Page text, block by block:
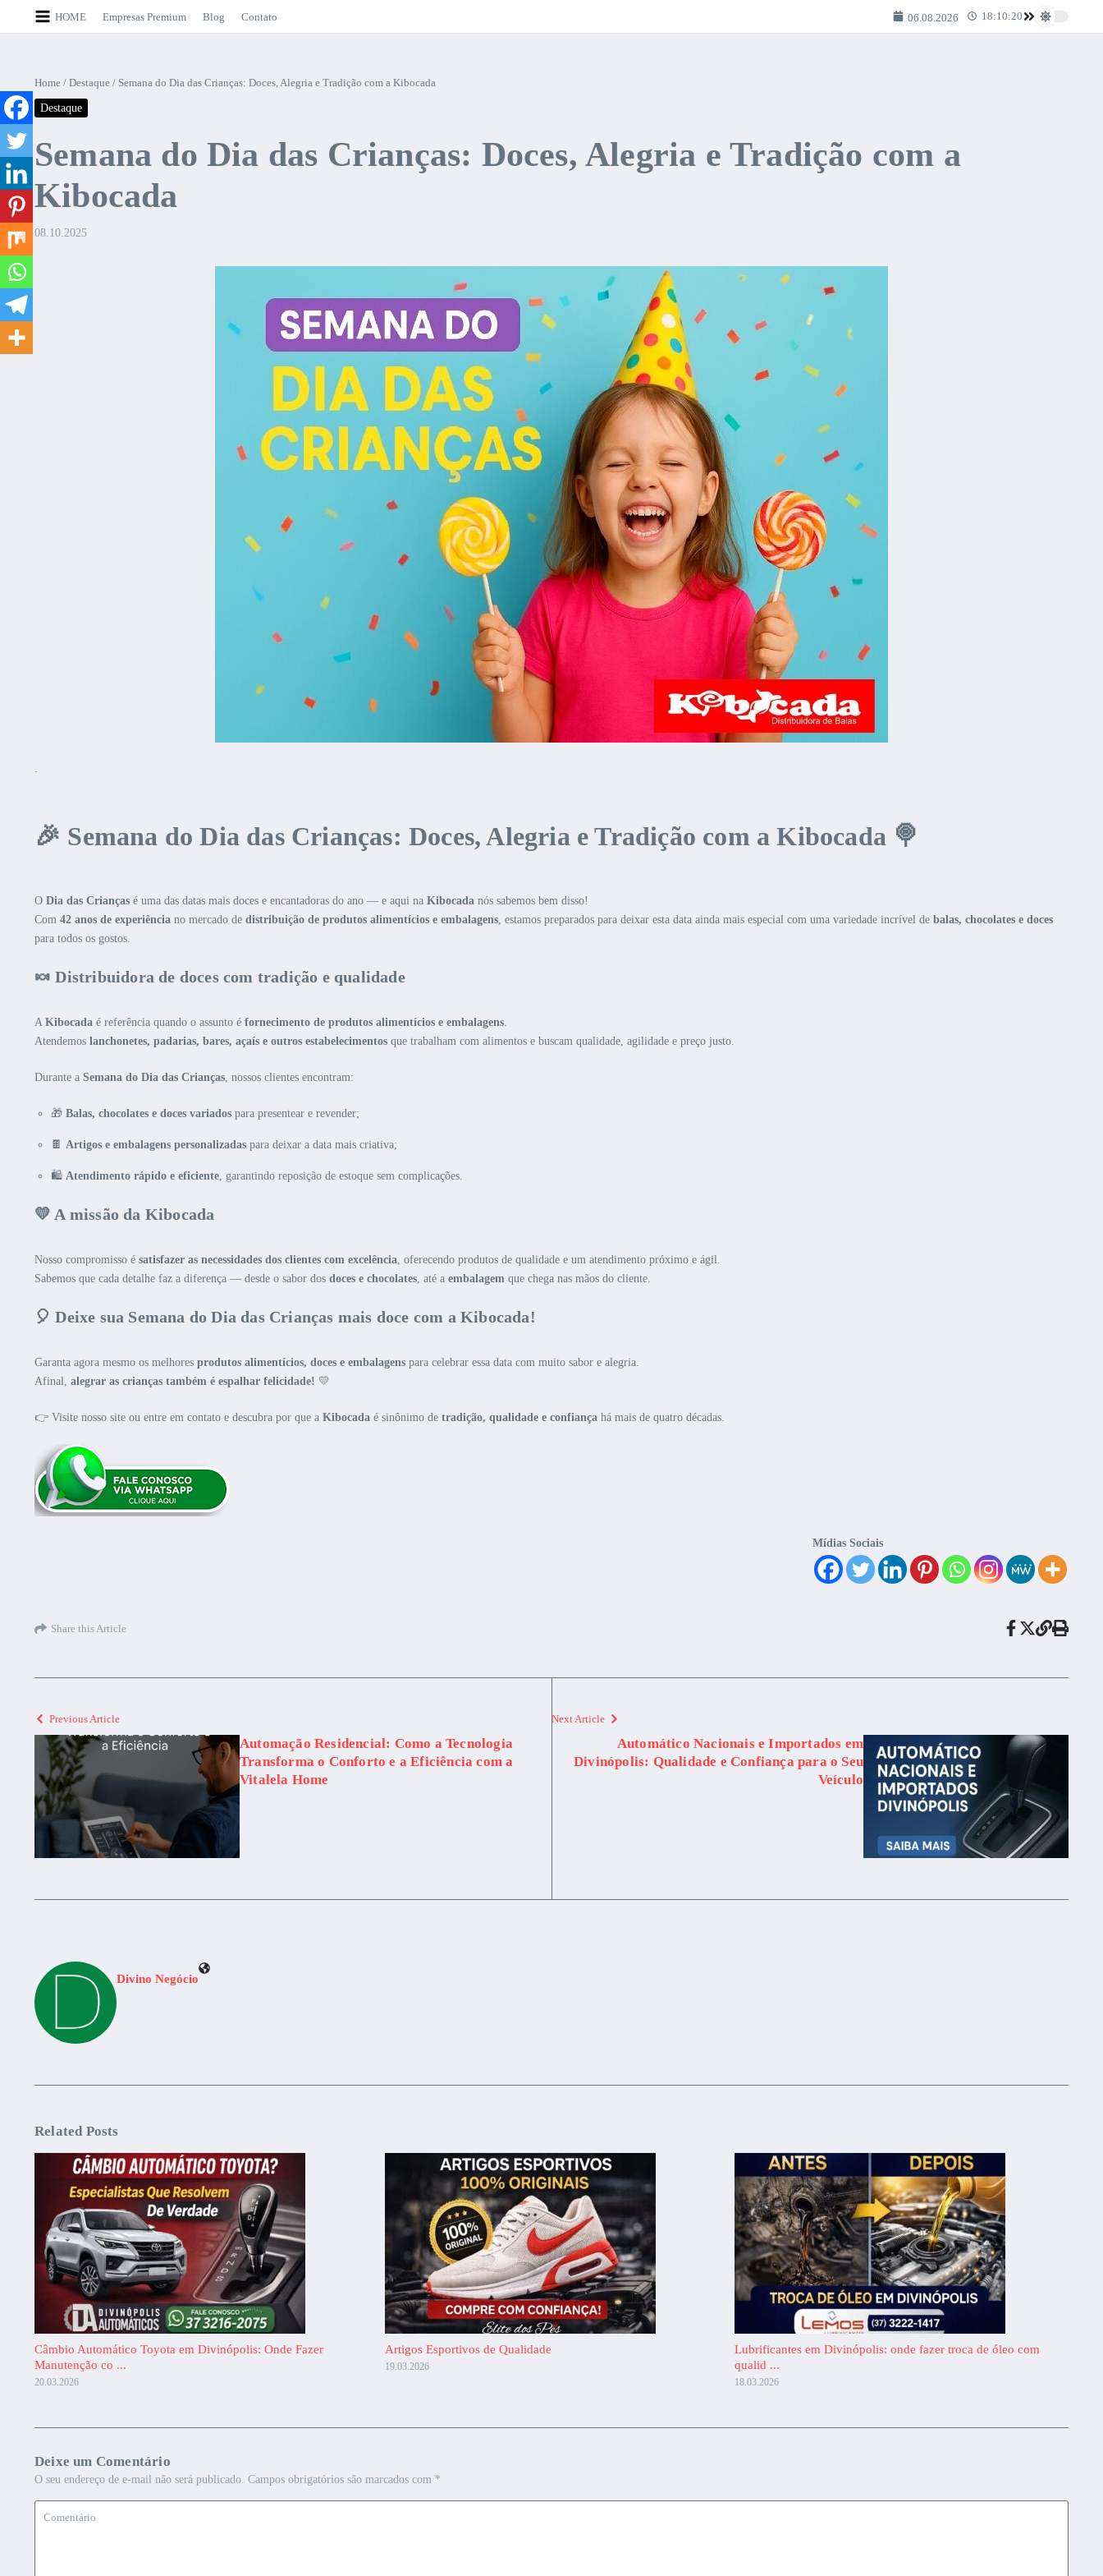
Ir para o conteúdo
HOME Empresas Premium Blog Contato 06.08.2026 18:10:20
Home / Destaque / Semana do Dia das Crianças: Doces, Alegria e Tradição com a Kibocada
Destaque
Semana do Dia das Crianças: Doces, Alegria e Tradição com a
Kibocada
08.10.2025
.
🎉 Semana do Dia das Crianças: Doces, Alegria e Tradição com a Kibocada 🍭
O Dia das Crianças é uma das datas mais doces e encantadoras do ano — e aqui na Kibocada nós sabemos bem disso!
Com 42 anos de experiência no mercado de distribuição de produtos alimentícios e embalagens, estamos preparados para deixar esta data ainda mais especial com uma variedade incrível de balas, chocolates e doces
para todos os gostos.
🍬 Distribuidora de doces com tradição e qualidade
A Kibocada é referência quando o assunto é fornecimento de produtos alimentícios e embalagens.
Atendemos lanchonetes, padarias, bares, açaís e outros estabelecimentos que trabalham com alimentos e buscam qualidade, agilidade e preço justo.
Durante a Semana do Dia das Crianças, nossos clientes encontram:
🎁 Balas, chocolates e doces variados para presentear e revender;
🍫 Artigos e embalagens personalizadas para deixar a data mais criativa;
🛍️ Atendimento rápido e eficiente, garantindo reposição de estoque sem complicações.
💛 A missão da Kibocada
Nosso compromisso é satisfazer as necessidades dos clientes com excelência, oferecendo produtos de qualidade e um atendimento próximo e ágil.
Sabemos que cada detalhe faz a diferença — desde o sabor dos doces e chocolates, até a embalagem que chega nas mãos do cliente.
🎈 Deixe sua Semana do Dia das Crianças mais doce com a Kibocada!
Garanta agora mesmo os melhores produtos alimentícios, doces e embalagens para celebrar essa data com muito sabor e alegria.
Afinal, alegrar as crianças também é espalhar felicidade! 💛
👉 Visite nosso site ou entre em contato e descubra por que a Kibocada é sinônimo de tradição, qualidade e confiança há mais de quatro décadas.
Mídias Sociais
Share this Article
Previous Article
Automação Residencial: Como a Tecnologia
Transforma o Conforto e a Eficiência com a
Vitalela Home
Next Article
Automático Nacionais e Importados em
Divinópolis: Qualidade e Confiança para o Seu
Veículo
Divino Negócio
Related Posts
Câmbio Automático Toyota em Divinópolis: Onde Fazer
Manutenção co ...
20.03.2026
Artigos Esportivos de Qualidade
19.03.2026
Lubrificantes em Divinópolis: onde fazer troca de óleo com
qualid ...
18.03.2026
Deixe um Comentário
O seu endereço de e-mail não será publicado. Campos obrigatórios são marcados com *